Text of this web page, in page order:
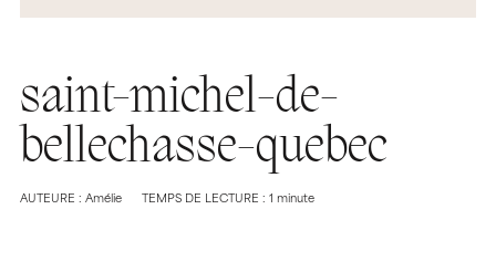
saint-michel-de-
bellechasse-quebec
AUTEURE : Amélie TEMPS DE LECTURE : 1 minute